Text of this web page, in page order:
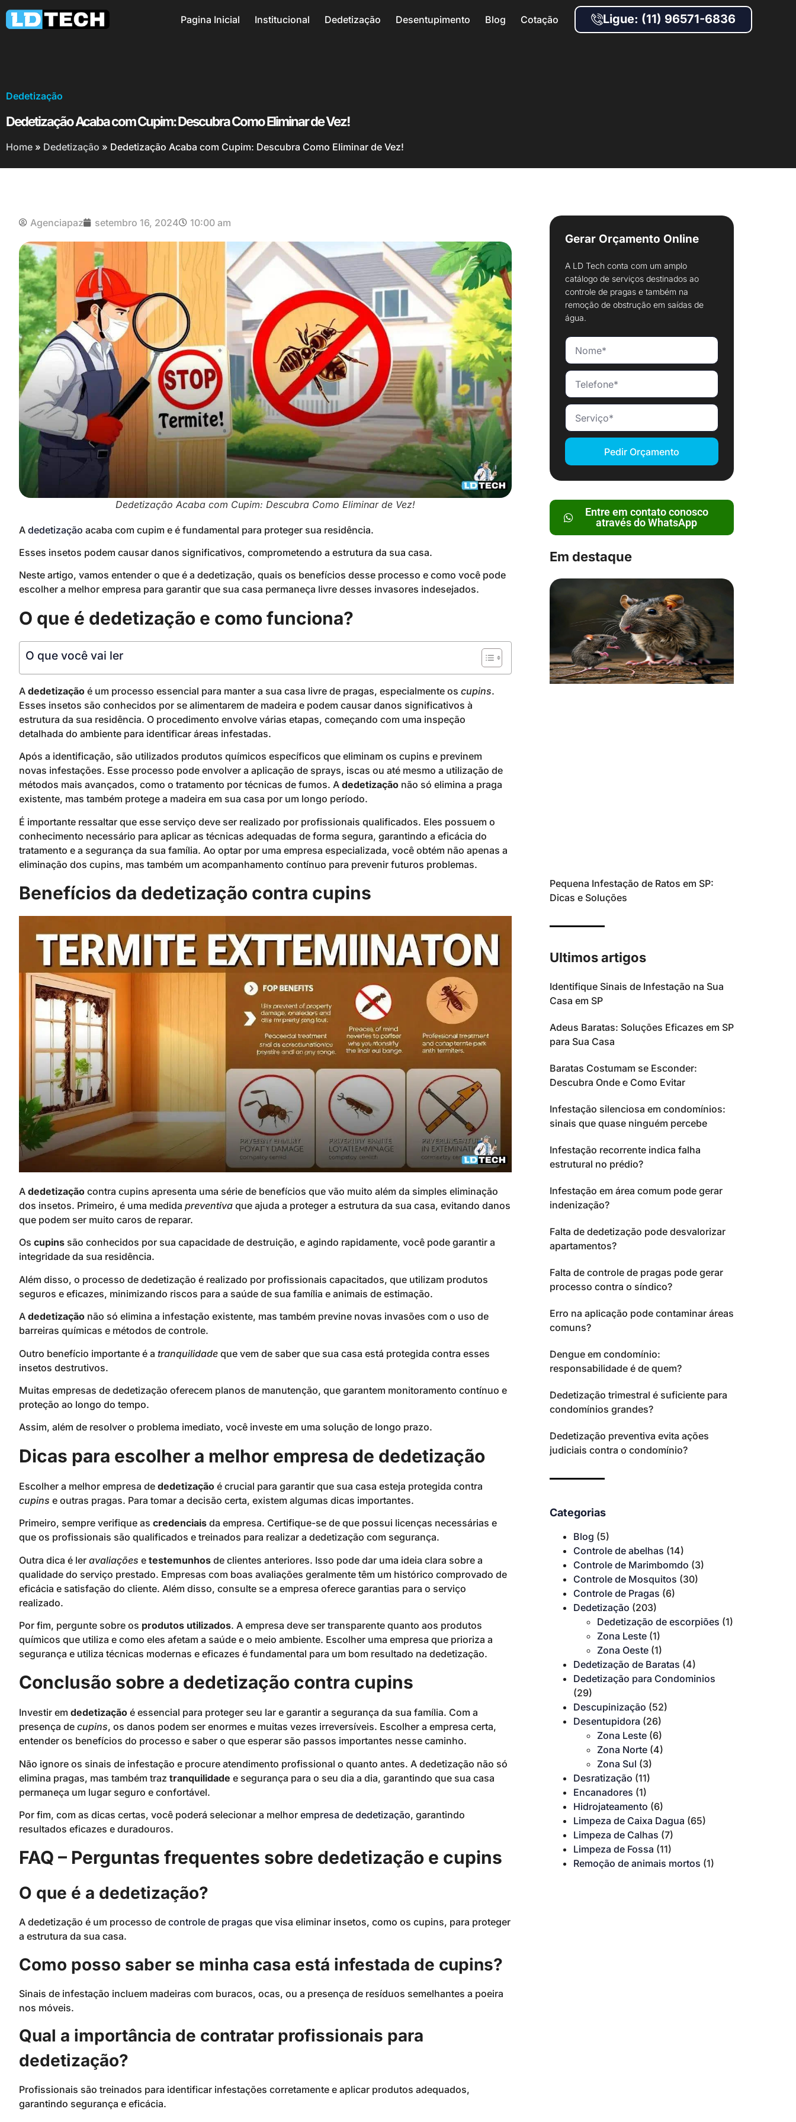
Pagina Inicial Institucional Dedetização Desentupimento Blog Cotação Ligue: (11) 96571-6836
Dedetização
Dedetização Acaba com Cupim: Descubra Como Eliminar de Vez!
Home » Dedetização » Dedetização Acaba com Cupim: Descubra Como Eliminar de Vez!
Agenciapaz setembro 16, 2024 10:00 am
Dedetização Acaba com Cupim: Descubra Como Eliminar de Vez!
A dedetização acaba com cupim e é fundamental para proteger sua residência.
Esses insetos podem causar danos significativos, comprometendo a estrutura da sua casa.
Neste artigo, vamos entender o que é a dedetização, quais os benefícios desse processo e como você pode
escolher a melhor empresa para garantir que sua casa permaneça livre desses invasores indesejados.
O que é dedetização e como funciona?
O que você vai ler
A dedetização é um processo essencial para manter a sua casa livre de pragas, especialmente os cupins.
Esses insetos são conhecidos por se alimentarem de madeira e podem causar danos significativos à
estrutura da sua residência. O procedimento envolve várias etapas, começando com uma inspeção
detalhada do ambiente para identificar áreas infestadas.
Após a identificação, são utilizados produtos químicos específicos que eliminam os cupins e previnem
novas infestações. Esse processo pode envolver a aplicação de sprays, iscas ou até mesmo a utilização de
métodos mais avançados, como o tratamento por técnicas de fumos. A dedetização não só elimina a praga
existente, mas também protege a madeira em sua casa por um longo período.
É importante ressaltar que esse serviço deve ser realizado por profissionais qualificados. Eles possuem o
conhecimento necessário para aplicar as técnicas adequadas de forma segura, garantindo a eficácia do
tratamento e a segurança da sua família. Ao optar por uma empresa especializada, você obtém não apenas a
eliminação dos cupins, mas também um acompanhamento contínuo para prevenir futuros problemas.
Benefícios da dedetização contra cupins
A dedetização contra cupins apresenta uma série de benefícios que vão muito além da simples eliminação
dos insetos. Primeiro, é uma medida preventiva que ajuda a proteger a estrutura da sua casa, evitando danos
que podem ser muito caros de reparar.
Os cupins são conhecidos por sua capacidade de destruição, e agindo rapidamente, você pode garantir a
integridade da sua residência.
Além disso, o processo de dedetização é realizado por profissionais capacitados, que utilizam produtos
seguros e eficazes, minimizando riscos para a saúde de sua família e animais de estimação.
A dedetização não só elimina a infestação existente, mas também previne novas invasões com o uso de
barreiras químicas e métodos de controle.
Outro benefício importante é a tranquilidade que vem de saber que sua casa está protegida contra esses
insetos destrutivos.
Muitas empresas de dedetização oferecem planos de manutenção, que garantem monitoramento contínuo e
proteção ao longo do tempo.
Assim, além de resolver o problema imediato, você investe em uma solução de longo prazo.
Dicas para escolher a melhor empresa de dedetização
Escolher a melhor empresa de dedetização é crucial para garantir que sua casa esteja protegida contra
cupins e outras pragas. Para tomar a decisão certa, existem algumas dicas importantes.
Primeiro, sempre verifique as credenciais da empresa. Certifique-se de que possui licenças necessárias e
que os profissionais são qualificados e treinados para realizar a dedetização com segurança.
Outra dica é ler avaliações e testemunhos de clientes anteriores. Isso pode dar uma ideia clara sobre a
qualidade do serviço prestado. Empresas com boas avaliações geralmente têm um histórico comprovado de
eficácia e satisfação do cliente. Além disso, consulte se a empresa oferece garantias para o serviço
realizado.
Por fim, pergunte sobre os produtos utilizados. A empresa deve ser transparente quanto aos produtos
químicos que utiliza e como eles afetam a saúde e o meio ambiente. Escolher uma empresa que prioriza a
segurança e utiliza técnicas modernas e eficazes é fundamental para um bom resultado na dedetização.
Conclusão sobre a dedetização contra cupins
Investir em dedetização é essencial para proteger seu lar e garantir a segurança da sua família. Com a
presença de cupins, os danos podem ser enormes e muitas vezes irreversíveis. Escolher a empresa certa,
entender os benefícios do processo e saber o que esperar são passos importantes nesse caminho.
Não ignore os sinais de infestação e procure atendimento profissional o quanto antes. A dedetização não só
elimina pragas, mas também traz tranquilidade e segurança para o seu dia a dia, garantindo que sua casa
permaneça um lugar seguro e confortável.
Por fim, com as dicas certas, você poderá selecionar a melhor empresa de dedetização, garantindo
resultados eficazes e duradouros.
FAQ – Perguntas frequentes sobre dedetização e cupins
O que é a dedetização?
A dedetização é um processo de controle de pragas que visa eliminar insetos, como os cupins, para proteger
a estrutura da sua casa.
Como posso saber se minha casa está infestada de cupins?
Sinais de infestação incluem madeiras com buracos, ocas, ou a presença de resíduos semelhantes a poeira
nos móveis.
Qual a importância de contratar profissionais para
dedetização?
Profissionais são treinados para identificar infestações corretamente e aplicar produtos adequados,
garantindo segurança e eficácia.
Gerar Orçamento Online
A LD Tech conta com um amplo
catálogo de serviços destinados ao
controle de pragas e também na
remoção de obstrução em saídas de
água.
Pedir Orçamento
Entre em contato conosco
através do WhatsApp
Em destaque
Pequena Infestação de Ratos em SP:
Dicas e Soluções
Ultimos artigos
Identifique Sinais de Infestação na Sua
Casa em SP
Adeus Baratas: Soluções Eficazes em SP
para Sua Casa
Baratas Costumam se Esconder:
Descubra Onde e Como Evitar
Infestação silenciosa em condomínios:
sinais que quase ninguém percebe
Infestação recorrente indica falha
estrutural no prédio?
Infestação em área comum pode gerar
indenização?
Falta de dedetização pode desvalorizar
apartamentos?
Falta de controle de pragas pode gerar
processo contra o síndico?
Erro na aplicação pode contaminar áreas
comuns?
Dengue em condomínio:
responsabilidade é de quem?
Dedetização trimestral é suficiente para
condomínios grandes?
Dedetização preventiva evita ações
judiciais contra o condomínio?
Categorias
Blog (5)
Controle de abelhas (14)
Controle de Marimbomdo (3)
Controle de Mosquitos (30)
Controle de Pragas (6)
Dedetização (203)
Dedetização de escorpiões (1)
Zona Leste (1)
Zona Oeste (1)
Dedetização de Baratas (4)
Dedetização para Condominios
(29)
Descupinização (52)
Desentupidora (26)
Zona Leste (6)
Zona Norte (4)
Zona Sul (3)
Desratização (11)
Encanadores (1)
Hidrojateamento (6)
Limpeza de Caixa Dagua (65)
Limpeza de Calhas (7)
Limpeza de Fossa (11)
Remoção de animais mortos (1)